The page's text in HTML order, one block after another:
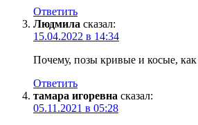
Ответить
Людмила сказал:
15.04.2022 в 14:34
Почему, позы кривые и косые, как
Ответить
тамара игоревна сказал:
05.11.2021 в 05:28